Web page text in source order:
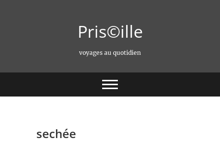
Pris©ille
voyages au quotidien
sechée